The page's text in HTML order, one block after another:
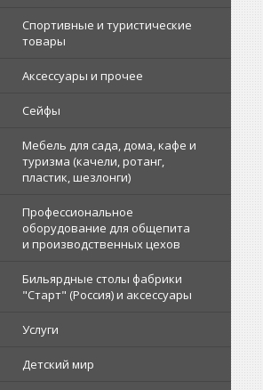
Спортивные и туристические
товары
Аксессуары и прочее
Сейфы
Мебель для сада, дома, кафе и
туризма (качели, ротанг,
пластик, шезлонги)
Профессиональное
оборудование для общепита
и производственных цехов
Бильярдные столы фабрики
"Cтарт" (Россия) и аксессуары
Услуги
Детский мир